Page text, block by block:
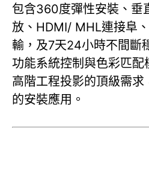
包含360度彈性安裝、垂
放、HDMI/ MHL連接阜
輸，及7天24小時不間斷
功能系統控制與色彩匹
高階工程投影的頂級需
的安裝應用。